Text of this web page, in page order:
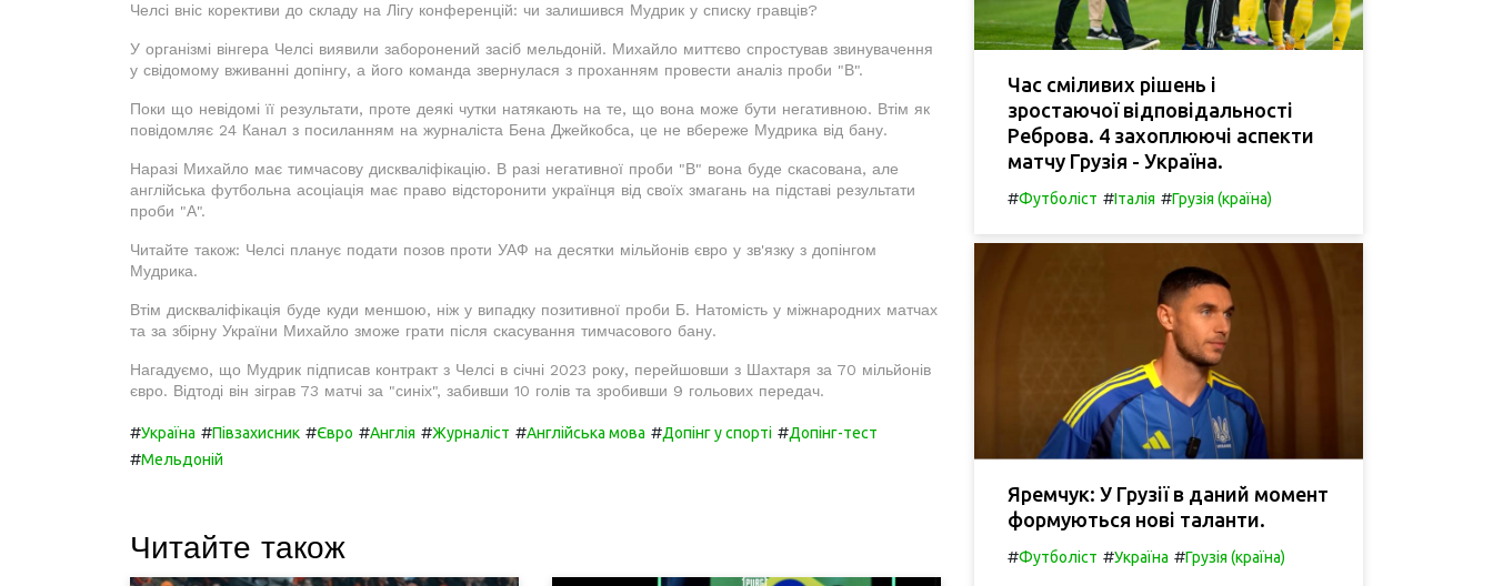
Челсі вніс корективи до складу на Лігу конференцій: чи залишився Мудрик у списку гравців?
У організмі вінгера Челсі виявили заборонений засіб мельдоній. Михайло миттєво спростував звинувачення
у свідомому вживанні допінгу, а його команда звернулася з проханням провести аналіз проби "В".
Поки що невідомі її результати, проте деякі чутки натякають на те, що вона може бути негативною. Втім як
повідомляє 24 Канал з посиланням на журналіста Бена Джейкобса, це не вбереже Мудрика від бану.
Наразі Михайло має тимчасову дискваліфікацію. В разі негативної проби "В" вона буде скасована, але
англійська футбольна асоціація має право відсторонити українця від своїх змагань на підставі результати
проби "А".
Читайте також: Челсі планує подати позов проти УАФ на десятки мільйонів євро у зв'язку з допінгом
Мудрика.
Втім дискваліфікація буде куди меншою, ніж у випадку позитивної проби Б. Натомість у міжнародних матчах
та за збірну України Михайло зможе грати після скасування тимчасового бану.
Нагадуємо, що Мудрик підписав контракт з Челсі в січні 2023 року, перейшовши з Шахтаря за 70 мільйонів
євро. Відтоді він зіграв 73 матчі за "синіх", забивши 10 голів та зробивши 9 гольових передач.
#Україна #Півзахисник #Євро #Англія #Журналіст #Англійська мова #Допінг у спорті #Допінг-тест
#Мельдоній
Читайте також
Час сміливих рішень і
зростаючої відповідальності
Реброва. 4 захоплюючі аспекти
матчу Грузія - Україна.
#Футболіст #Італія #Грузія (країна)
Яремчук: У Грузії в даний момент
формуються нові таланти.
#Футболіст #Україна #Грузія (країна)